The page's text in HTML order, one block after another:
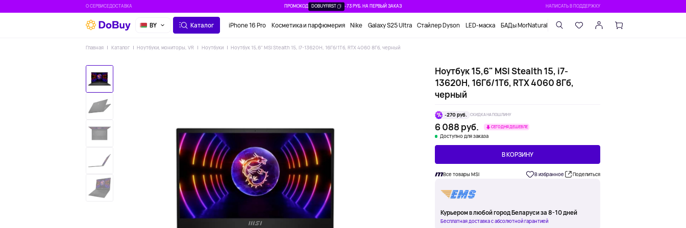
О СЕРВИСЕДОСТАВКА ПРОМОКОД DOBUYFIRST -73 РУБ. НА ПЕРВЫЙ ЗАКАЗ НАПИСАТЬ В ПОДДЕРЖКУ
BY Каталог iPhone 16 Pro Косметика и парфюмерия Nike Galaxy S25 Ultra Стайлер Dyson LED-маска БАДы MorNatural
Главная Каталог Ноутбуки, мониторы, VR Ноутбуки Ноутбук 15,6" MSI Stealth 15, i7-13620H, 16Гб/1Тб, RTX 4060 8Гб, черный
Ноутбук 15,6" MSI Stealth 15, i7-
13620H, 16Гб/1Тб, RTX 4060 8Гб,
черный
-270 руб. СКИДКА НА ПОШЛИНУ
6 088 руб. СЕГОДНЯ ДЕШЕВЛЕ
Доступно для заказа
В КОРЗИНУ
Все товары MSI В избранное Поделиться
Курьером в любой город Беларуси за 8-10 дней
Бесплатная доставка с абсолютной гарантией